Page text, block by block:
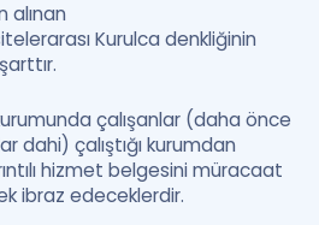
alınan
Kurulca denkliğinin
çalışanlar (daha önce
dahi) çalıştığı kurumdan
hizmet belgesini müracaat
ibraz edeceklerdir.